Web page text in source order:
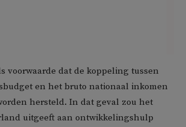
voorwaarde dat de koppeling tussen
en het bruto nationaal inkomen
hersteld. In dat geval zou het
uitgeeft aan ontwikkelingshulp